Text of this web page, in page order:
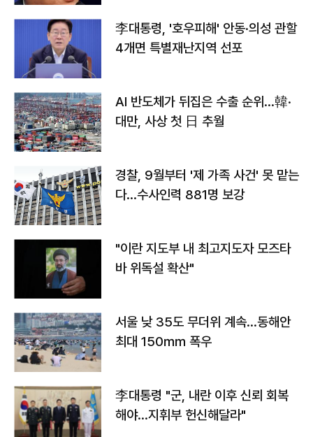
李대통령, '호우피해' 안동·의성 관할
4개면 특별재난지역 선포
AI 반도체가 뒤집은 수출 순위…韓·
대만, 사상 첫 日 추월
경찰, 9월부터 '제 가족 사건' 못 맡는
다…수사인력 881명 보강
"이란 지도부 내 최고지도자 모즈타
바 위독설 확산"
서울 낮 35도 무더위 계속…동해안
최대 150㎜ 폭우
李대통령 "군, 내란 이후 신뢰 회복
해야…지휘부 헌신해달라"